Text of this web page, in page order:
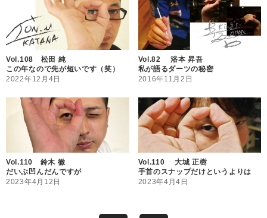
Vol.108 松田 純
この年なので先が短いです（笑）
2022年12月4日
Vol.82 浴本 昇吾
私が語るダーツの秘密
2016年11月2日
Vol.110 鈴木 徹
だいぶ凹んだんですが
2023年4月12日
Vol.110 大城 正樹
手首のスナップだけというよりは
2023年4月4日